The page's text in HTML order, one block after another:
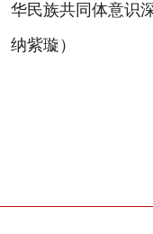
华民族共同体意识
纳紫璇）